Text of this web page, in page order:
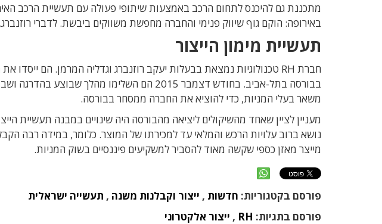
מתכננת גם להיכנס לתחום הרכב באמצעות שיתופי פעולה עם תעשיית הרכב
באירופה: הוקם גוף שיווק פנימי והחברה מחפשת משווקים ביבשת. לדברי
תעשיית מימון הייצור
משאר בעלי המניות, כדי להוציא את החברה ממסחר בבורסה.
מעניין לציין שאחד מהשיקולים ליציאה מהבורסה היה שינויים במבנה תעשיית
נושא ברוב עלויות הרכש והמלאי עד למכירתו של המוצר. כלומר, במידה רבה
מייצר מאזן כספי שקשה מאוד להסביר למשקיעים פיננסיים בשוק המניות.
פורסם בקטגוריות: חדשות , ייצור וקבלנות משנה , תעשייה ישראלית
פורסם בתגיות: RH
, ייצור אלקטרוני